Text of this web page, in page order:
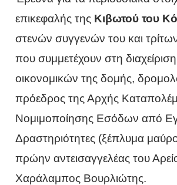
επικεφαλής της Κιβωτού του
στενών συγγενών του και
που συμμετέχουν στη
οικονομικών της δομής,
πρόεδρος της Αρχής
Νομιμοποίησης Εσόδων από
Δραστηριότητες (ξέπλυμα
πρώην αντεισαγγελέας του
Χαράλαμπος Βουρλιώτης.